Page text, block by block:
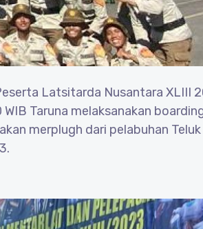
Latsitarda Nusantara XLIII
Taruna melaksanakan
merplugh dari pelabuhan